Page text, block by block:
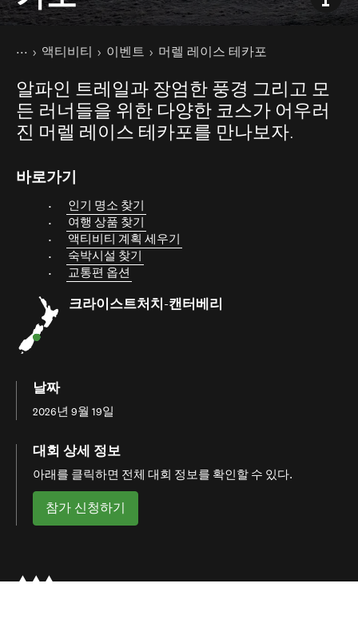
현재 페이지
홈액티비티 이벤트 머렐 레이스 테카포
알파인 트레일과 장엄한 풍경 그리고 모
든 러너들을 위한 다양한 코스가 어우러
진 머렐 레이스 테카포를 만나보자.
바로가기
인기 명소 찾기
여행 상품 찾기
액티비티 계획 세우기
숙박시설 찾기
교통편 옵션
크라이스트처치-캔터베리
날짜
2026년 9월 19일
대회 상세 정보
아래를 클릭하면 전체 대회 정보를 확인할 수 있다.
참가 신청하기